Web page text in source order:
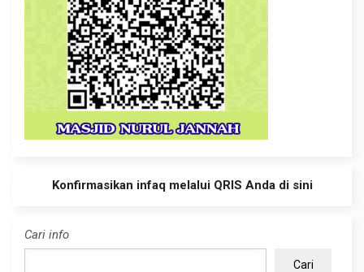
Konfirmasikan infaq melalui QRIS Anda di sini
Cari info
Cari